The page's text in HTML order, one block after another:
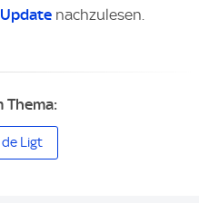
nachzulesen.
Thema:
Ligt